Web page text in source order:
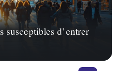
susceptibles d’entrer